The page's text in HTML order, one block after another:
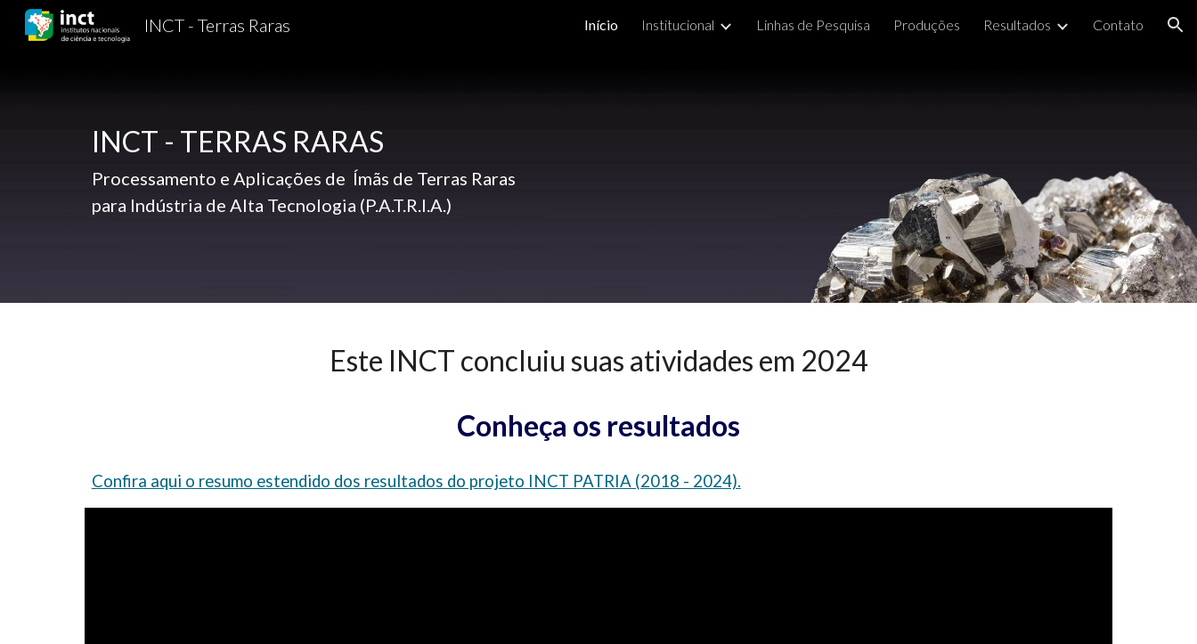
Skip to navigation
INCT - Terras Raras Início Institucional Linhas de Pesquisa Produções Resultados Contato
INCT - TERRAS RARAS
Processamento e Aplicações de Ímãs de Terras Raras
para Indústria de Alta Tecnologia (P.A.T.R.I.A.)
Este INCT concluiu suas atividades em 2024
Conheça os resultados​
Confira aqui o resumo estendido dos resultados do projeto INCT PATRIA (2018 - 2024).